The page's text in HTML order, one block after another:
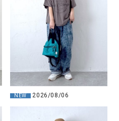
NEW 2026/08/06